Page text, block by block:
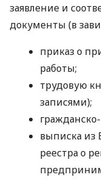
заявление и
документы (в
приказ о
работы;
трудовую
записями);
выписка из
реестра о